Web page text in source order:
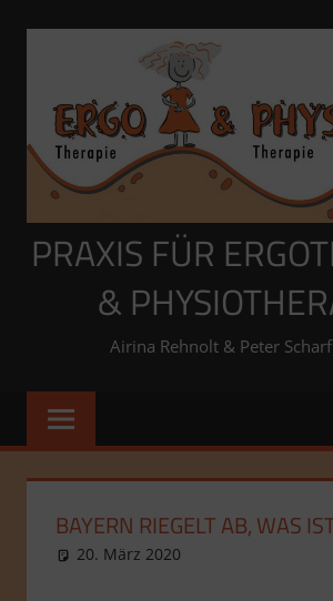
PRAXIS FÜR
&
Airina Rehnolt & Peter
BAYERN RIEGELT AB, WAS
20. März 2020